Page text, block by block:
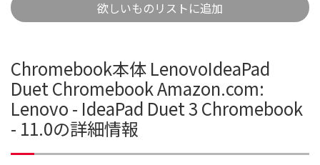
欲しいものリストに追加
Chromebook本体 LenovoIdeaPad
Duet Chromebook Amazon.com:
Lenovo - IdeaPad Duet 3 Chromebook
- 11.0の詳細情報